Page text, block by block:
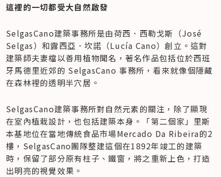
這裡的一切都受大自然啟發
SelgasCano建築事務所是由荷西．西勒戈斯（José
Selgas）和露西亞．坎諾（Lucía Cano）創立。這對
建築師夫妻檔以善用植物聞名，著名作品包括位於西班
牙馬德里近郊的 SelgasCano 事務所，看來就像個隱藏
在森林裡的透明半穴居。
SelgasCano建築事務所對自然元素的關注，除了顯現
在室內植栽設計，也包括建築本身。「第二個家」里斯
本基地位在當地傳統食品市場Mercado Da Ribeira的2
樓，SelgasCano團隊整建這個在1892年竣工的建築
時，保留了部分原有柱子、鐵窗，將之重新上色，打造
出明亮的視覺效果。